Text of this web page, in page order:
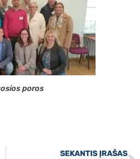
poros
SEKANTIS ĮRAŠAS